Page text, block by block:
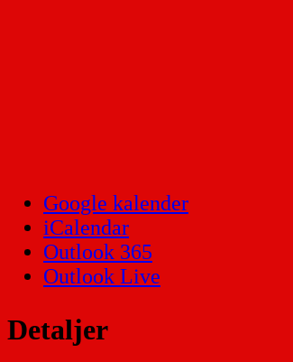
Google kalender
iCalendar
Outlook 365
Outlook Live
Detaljer